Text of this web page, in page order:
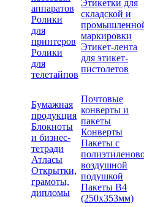
аппаратов
Ролики
для
принтеров
Ролики
для
телетайпов
Этикетки для
складской и
маркировки
Этикет-лента
для этикет-
пистолетов
Бумажная
продукция
Блокноты
и бизнес-
тетради
Атласы
Открытки,
грамоты,
дипломы
Почтовые
конверты и
пакеты
Конверты
Пакеты с
воздушной
подушкой
Пакеты В4
(250х353мм)